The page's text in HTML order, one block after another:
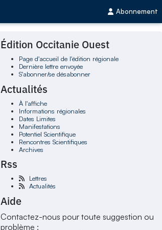
Abonnement
Édition Occitanie Ouest
Page d'accueil de l'édition régionale
Dernière lettre envoyée
S'abonner/se désabonner
Actualités
À l'affiche
Informations régionales
Dates Limites
Manifestations
Potentiel Scientifique
Rencontres Scientifiques
Archives
Rss
Lettres
Actualités
Aide
Contactez-nous pour toute suggestion ou
problème :